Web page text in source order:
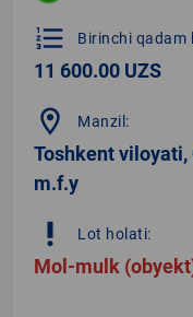
format_list_numbered Birinchi qadam
11 600.00 UZS
location_on Manzil:
Toshkent viloyati,
m.f.y
priority_high Lot holati:
Mol-mulk